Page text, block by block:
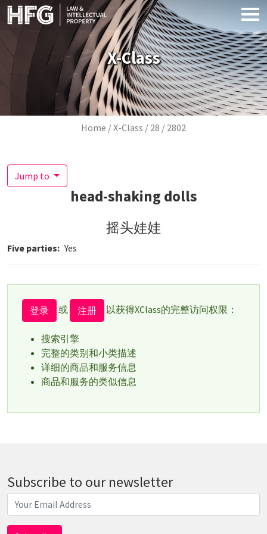
Skip to main content
X-Class
Breadcrumb
Home X-Class 28 2802
Jump to
head-shaking dolls
摇头娃娃
Five parties Yes
登录 或 注册 以获得XClass的完整访问权限：
搜索引擎
完整的类别和小类描述
详细的商品和服务信息
商品和服务的类似信息
Subscribe to our newsletter